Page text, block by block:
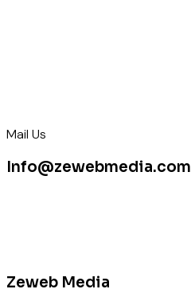
Mail Us
Info@zewebmedia.com
Zeweb Media